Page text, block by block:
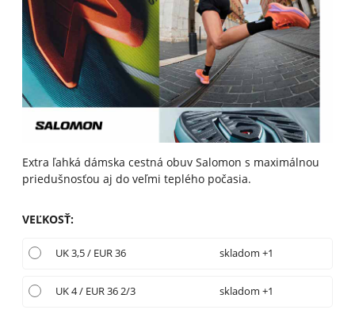
Extra ľahká dámska cestná obuv Salomon s maximálnou
priedušnosťou aj do veľmi teplého počasia.
VEĽKOSŤ:
UK 3,5 / EUR 36 skladom +1
UK 4 / EUR 36 2/3 skladom +1